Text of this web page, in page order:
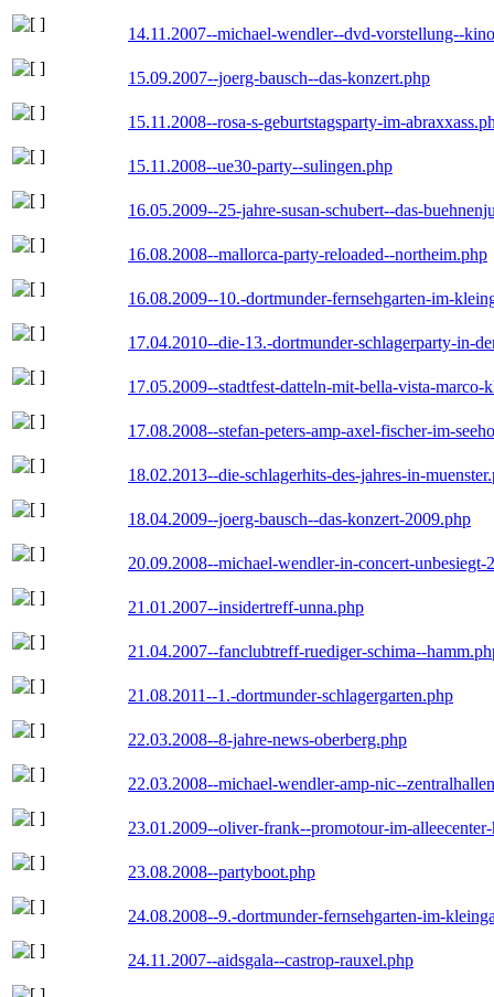
14.11.2007--michael-wendler--dvd-vorstellung--
15.09.2007--joerg-bausch--das-konzert.php
15.11.2008--rosa-s-geburtstagsparty-im-
15.11.2008--ue30-party--sulingen.php
16.05.2009--25-jahre-susan-schubert--das-
16.08.2008--mallorca-party-reloaded--northeim.php
16.08.2009--10.-dortmunder-fernsehgarten-im-
17.04.2010--die-13.-dortmunder-schlagerparty-in-
17.05.2009--stadtfest-datteln-mit-bella-vista-marco-
17.08.2008--stefan-peters-amp-axel-fischer-im-
18.02.2013--die-schlagerhits-des-jahres-in-
18.04.2009--joerg-bausch--das-konzert-2009.php
20.09.2008--michael-wendler-in-concert-unbesiegt-
21.01.2007--insidertreff-unna.php
21.04.2007--fanclubtreff-ruediger-schima--
21.08.2011--1.-dortmunder-schlagergarten.php
22.03.2008--8-jahre-news-oberberg.php
22.03.2008--michael-wendler-amp-nic--
23.01.2009--oliver-frank--promotour-im-
23.08.2008--partyboot.php
24.08.2008--9.-dortmunder-fernsehgarten-im-
24.11.2007--aidsgala--castrop-rauxel.php